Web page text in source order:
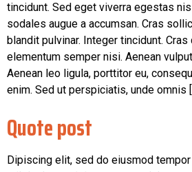
tincidunt. Sed eget viverra egestas
sodales augue a accumsan. Cras
blandit pulvinar. Integer tincidunt.
elementum semper nisi. Aenean
Aenean leo ligula, porttitor eu,
enim. Sed ut perspiciatis, unde omnis
Quote post
Dipiscing elit, sed do eiusmod